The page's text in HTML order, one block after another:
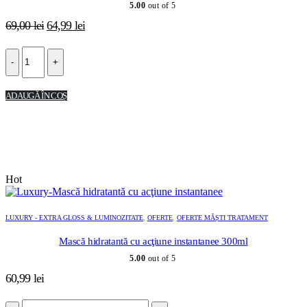
5.00 out of 5
69,00lei Prețul
a
fost:
64,99 leiPrețul
- +
ADAUGĂ ÎN COȘ
Hot
LUXURY - EXTRA GLOSS & LUMINOZITATE OFERTE OFERTE MĂȘTI TRATAMENT
Mască hidratantă cu acţiune instantanee 300ml
5.00 out of 5
60,99 lei